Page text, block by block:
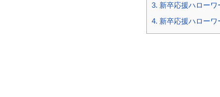
3. 新卒応援ハローワ
4. 新卒応援ハロー